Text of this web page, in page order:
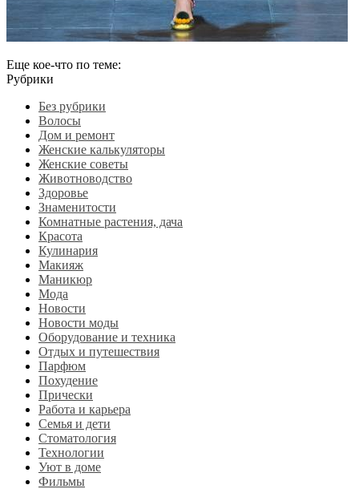
Еще кое-что по теме:
Рубрики
Без рубрики
Волосы
Дом и ремонт
Женские калькуляторы
Женские советы
Животноводство
Здоровье
Знаменитости
Комнатные растения, дача
Красота
Кулинария
Макияж
Маникюр
Мода
Новости
Новости моды
Оборудование и техника
Отдых и путешествия
Парфюм
Похудение
Прически
Работа и карьера
Семья и дети
Стоматология
Технологии
Уют в доме
Фильмы